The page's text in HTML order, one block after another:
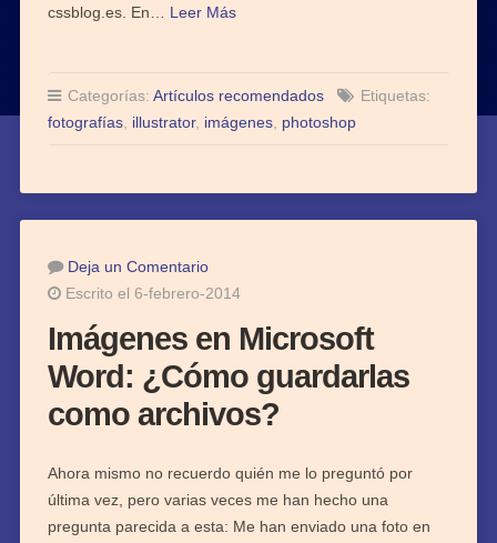
cssblog.es. En… Leer Más
Categorías: Artículos recomendados
Etiquetas:
fotografías, illustrator, imágenes, photoshop
Deja un Comentario
Escrito el 6-febrero-2014
Imágenes en Microsoft
Word: ¿Cómo guardarlas
como archivos?
Ahora mismo no recuerdo quién me lo preguntó por
última vez, pero varias veces me han hecho una
pregunta parecida a esta: Me han enviado una foto en